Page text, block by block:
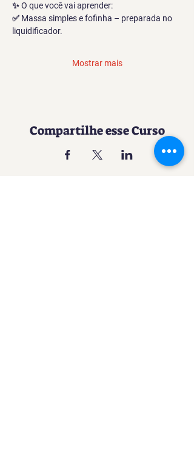
✨ O que você vai aprender:
✅ Massa simples e fofinha – preparada no
liquidificador.
Mostrar mais
Compartilhe esse Curso